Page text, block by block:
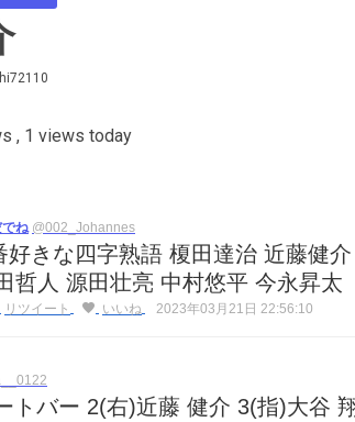
, 1 views today
ね @002_Johannes
好きな四字熟語 榎田達治 近藤健
哲人 源田壮亮 中村悠平 今永昇太
リツイート いいね 2023年03月21日 22:56:10
トバー 2(右)近藤 健介 3(指)大谷